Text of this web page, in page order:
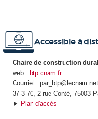
Accessible à
Chaire de construction
web : btp.cnam.fr
Courriel : par_btp@lecnam.net
37-3-70, 2 rue Conté, 75003
► Plan d'accès